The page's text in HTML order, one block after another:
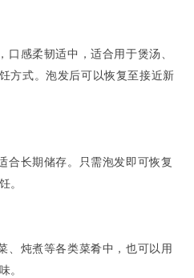
感柔韧适中，适合用于煲汤、
方式。泡发后可以恢复至接近新
合长期储存。只需泡发即可恢复
。
、炖煮等各类菜肴中，也可以用
。